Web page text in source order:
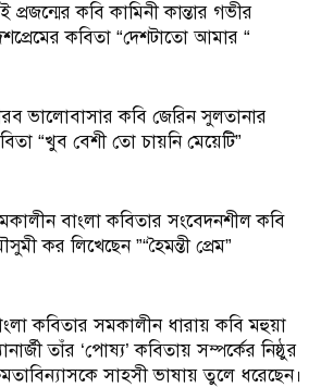
প্রজন্মের কবি কামিনী কান্তার গভীর
কবিতা “দেশটাতো আমার “
ভালোবাসার কবি জেরিন সুলতানার
“খুব বেশী তো চায়নি মেয়েটি”
বাংলা কবিতার সংবেদনশীল কবি
কর লিখেছেন ”“হৈমন্তী প্রেম”
কবিতার সমকালীন ধারায় কবি মহুয়া
তাঁর ‘পোষ্য’ কবিতায় সম্পর্কের নিষ্ঠুর
সাহসী ভাষায় তুলে ধরেছেন।